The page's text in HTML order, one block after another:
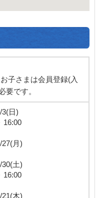
子さまは会員登録(入
要です。
日)
16:00
月)
土)
16:00
木)